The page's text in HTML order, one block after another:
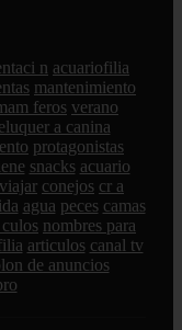
n acuariofilia
mantenimiento
feros verano
a canina
protagonistas
snacks acuario
viajar conejos cr a
agua peces camas
nombres para
articulos canal tv
de anuncios